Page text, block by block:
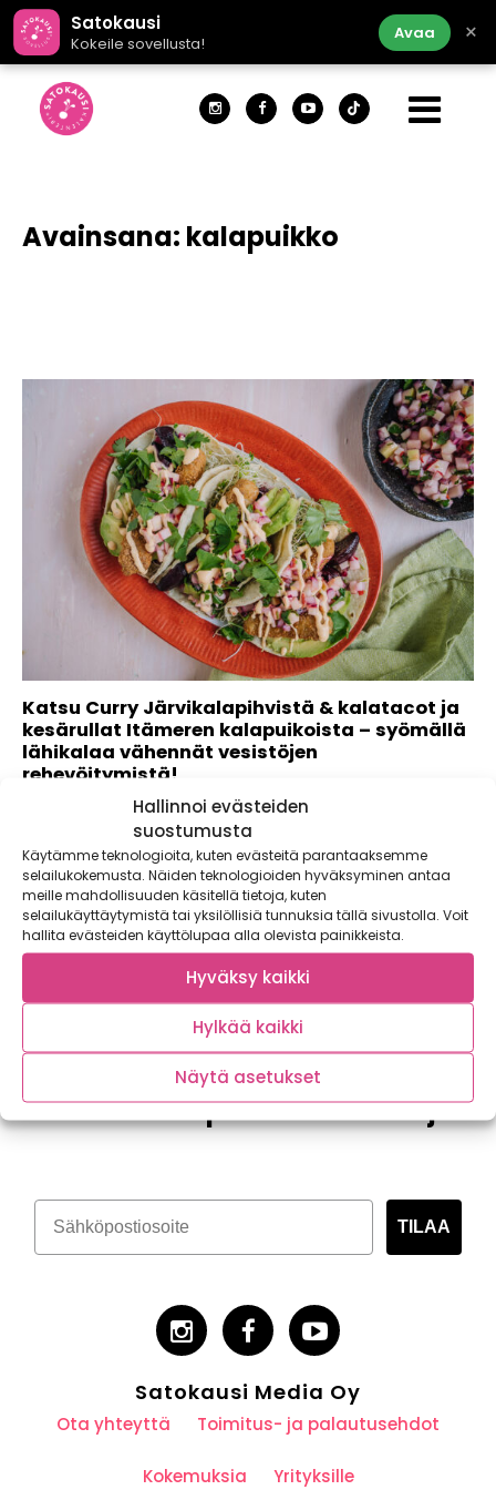
Hallinnoi evästeiden
suostumusta
Käytämme teknologioita, kuten evästeitä parantaaksemme
selailukokemusta. Näiden teknologioiden hyväksyminen antaa
meille mahdollisuuden käsitellä tietoja, kuten
selailukäyttäytymistä tai yksilöllisiä tunnuksia tällä sivustolla. Voit
hallita evästeiden käyttölupaa alla olevista painikkeista.
Hyväksy kaikki
Hylkää kaikki
Näytä asetukset
Satokausi
Kokeile sovellusta!
Avaa ×
Avainsana: kalapuikko
Katsu Curry Järvikalapihvistä & kalatacot ja
kesärullat Itämeren kalapuikoista – syömällä
lähikalaa vähennät vesistöjen
rehevöitymistä!
Kaupallinen yhteistyö: Apetit Kotimaisen luonnonkalan
syöminen on helppo ja herkullinen ympäristöteko. Vielä
helpommaksi...
Tilaa kasvispitoinen uutiskirje
TILAA
Satokausi Media Oy
Ota yhteyttä Toimitus- ja palautusehdot
Kokemuksia Yrityksille